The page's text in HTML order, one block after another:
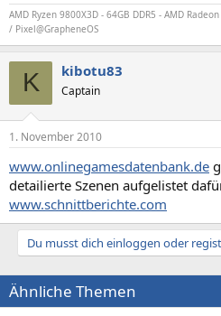
AMD Ryzen 9800X3D - 64GB DDR5 - AMD
/ Pixel@GrapheneOS
K kibotu83
Captain
1. November 2010
www.onlinegamesdatenbank.de
detailierte Szenen aufgelistet
www.schnittberichte.com
Du musst dich einloggen oder
Ähnliche Themen